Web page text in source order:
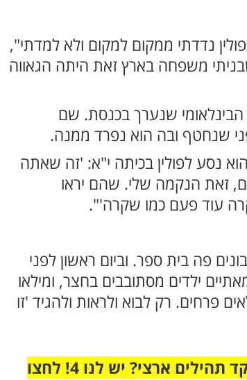
נדדתי ממקום למקום ולא למדתי",
משפחה בארץ זאת היתה הגאווה
שנערך בכנסת. שם
שנחטף ובה הוא נפרד ממנה.
נסע לפולין בכיתה י"א: 'זה שאתה
זאת הנקמה שלי. שהם יראו
עוד פעם כמו שקרה'".
פה בית ספר. וביום ראשון לפני
ילדים מסתובבים בחצר, ומילאו
פרחים. רק לבוא ולראות ולהגיד 'זו
מחוברים רק לקבוצת ווטסאפ אחת מבית מוקד תהילים ארצי? יש לנו 4! לחצו